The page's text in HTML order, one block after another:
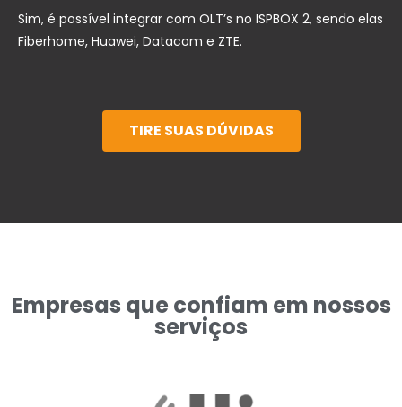
Sim, é possível integrar com OLT’s no ISPBOX 2, sendo elas
Fiberhome, Huawei, Datacom e ZTE.
TIRE SUAS DÚVIDAS
Empresas que confiam em nossos
serviços